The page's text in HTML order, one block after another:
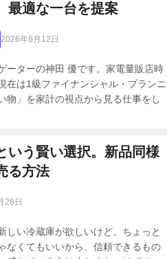
最適な一台を提案
2026年6月12日
ーターの神田 優です。家電量販店時
在は1級ファイナンシャル・プランニ
物」を家計の視点から見る仕事をし
いう賢い選択。新品同様
る方法
28日
しい冷蔵庫が欲しいけど、ちょっと
なくてもいいから、信頼できるもの